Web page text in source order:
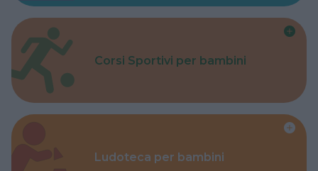
Corsi Sportivi per bambini
Ludoteca per bambini